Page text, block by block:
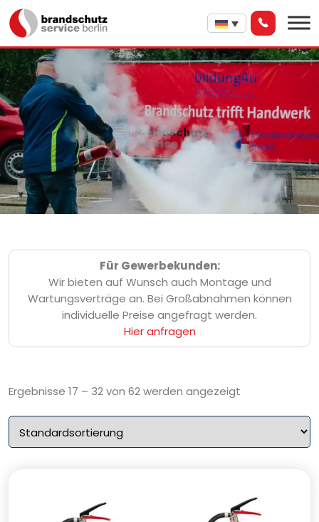
Für Gewerbekunden:
Wir bieten auf Wunsch auch Montage und
Wartungsverträge an. Bei Großabnahmen können
individuelle Preise angefragt werden.
Hier anfragen
Ergebnisse 17 – 32 von 62 werden angezeigt